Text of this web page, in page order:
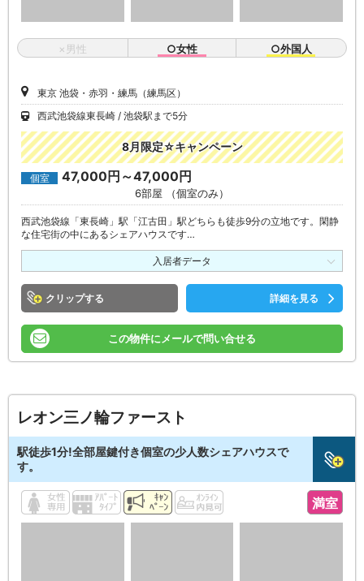
×男性 ○女性 ○外国人
東京 池袋・赤羽・練馬（練馬区）
西武池袋線東長崎
池袋駅まで5分
8月限定☆キャンペーン
個室 47,000円～47,000円
6部屋 （個室のみ）
西武池袋線「東長崎」駅「江古田」駅どちらも徒歩9分の立地です。閑静
な住宅街の中にあるシェアハウスです…
入居者データ
クリップ 詳細を見る
この物件にメールで問い合せる
レオン三ノ輪ファースト
駅徒歩1分!全部屋鍵付き個室の少人数シェアハウスで
す。
満室